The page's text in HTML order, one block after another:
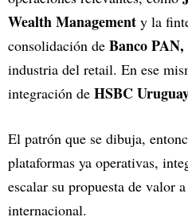
Wealth Management y la
consolidación de Banco PAN,
industria del retail. En ese
integración de HSBC
El patrón que se dibuja,
plataformas ya operativas,
escalar su propuesta de valor
internacional.